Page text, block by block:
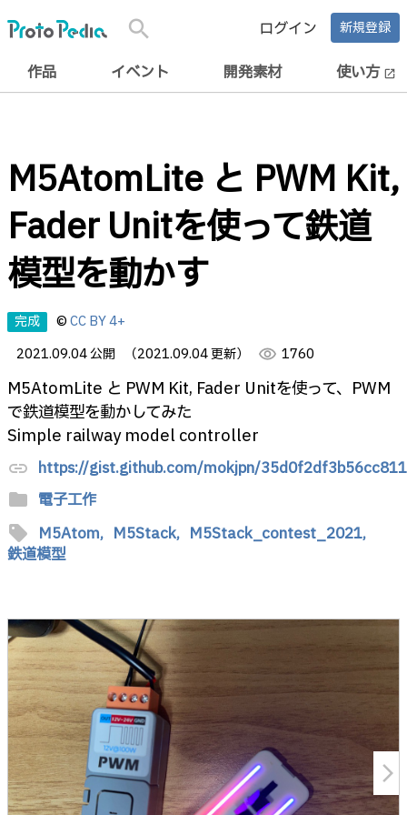
search ログイン 新規登録
作品 イベント 開発素材 使い方 open_in_new
M5AtomLite と PWM Kit,
Fader Unitを使って鉄道
模型を動かす
完成 ©CC BY 4+
2021.09.04 公開
（2021.09.04 更新） visibility 1760
M5AtomLite と PWM Kit, Fader Unitを使って、PWM
で鉄道模型を動かしてみた
Simple railway model controller
link https://gist.github.com/mokjpn/
folder 電子工作
sell M5Atom, M5Stack, M5Stack_contest_2021,
鉄道模型
arrow_forward_ios